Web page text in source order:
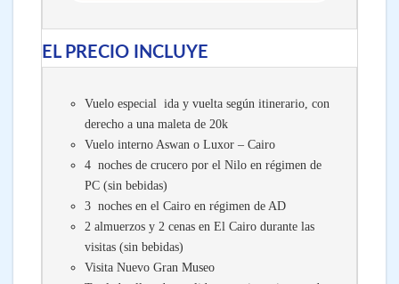
EL PRECIO INCLUYE
Vuelo especial ida y vuelta según itinerario, con
derecho a una maleta de 20k
Vuelo interno Aswan o Luxor – Cairo
4 noches de crucero por el Nilo en régimen de
PC (sin bebidas)
3 noches en el Cairo en régimen de AD
2 almuerzos y 2 cenas en El Cairo durante las
visitas (sin bebidas)
Visita Nuevo Gran Museo